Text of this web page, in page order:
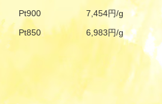
Pt900
7,454円/g
Pt850
6,983円/g